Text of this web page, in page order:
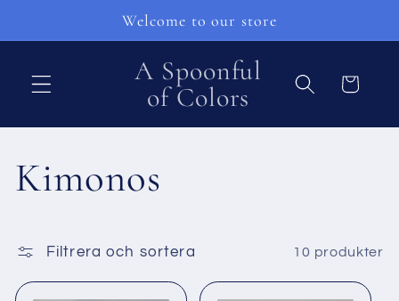
Welcome to our store
A Spoonful
of Colors
Varukorg
P
o
Kimonos
Filtrera och sortera 10 produkter